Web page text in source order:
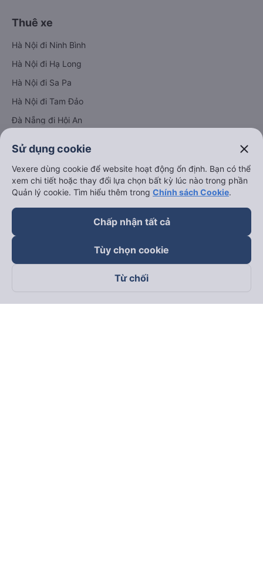
Thuê xe
Hà Nội đi Ninh Bình
Hà Nội đi Hạ Long
Hà Nội đi Sa Pa
Hà Nội đi Tam Đảo
Đà Nẵng đi Hội An
Hải Phòng đi Hà Nội
Xem tất cả tuyến đường
keyboard_arrow_down
Về chúng tôi
Sử dụng cookie close
Vexere dùng cookie để website hoạt động ổn định. Bạn có thể
xem chi tiết hoặc thay đổi lựa chọn bất kỳ lúc nào trong phần
Quản lý cookie. Tìm hiểu thêm trong Chính sách Cookie.
Chấp nhận tất cả
Tùy chọn cookie
Từ chối